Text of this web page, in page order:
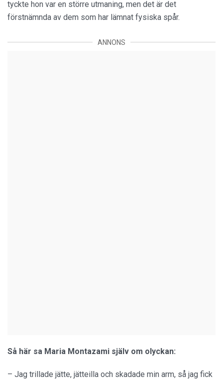
tyckte hon var en större utmaning, men det är det
förstnämnda av dem som har lämnat fysiska spår.
ANNONS
Så här sa Maria Montazami själv om olyckan:
– Jag trillade jätte, jätteilla och skadade min arm, så jag fick